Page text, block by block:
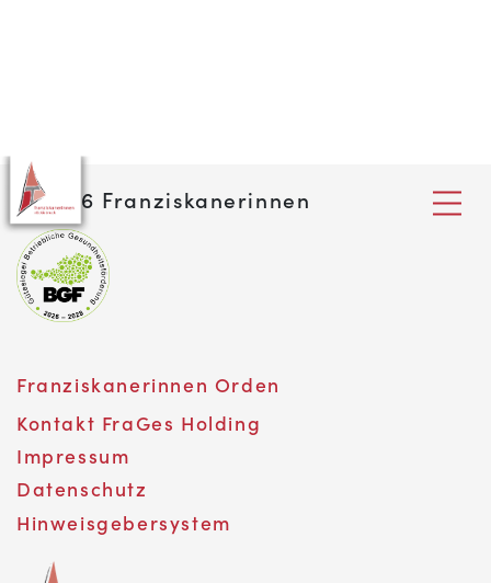
Kontakt FraGes Holding
Impressum
Datenschutz
Hinweisgebersystem
Franziskanerinnen Orden
©2026 Franziskanerinnen